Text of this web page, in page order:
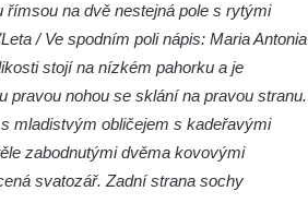
římsou na dvě nestejná pole s rytými
/ Ve spodním poli nápis: Maria Antonia
stojí na nízkém pahorku a je
pravou nohou se sklání na pravou stranu.
mladistvým obličejem s kadeřavými
zabodnutými dvěma kovovými
svatozář. Zadní strana sochy